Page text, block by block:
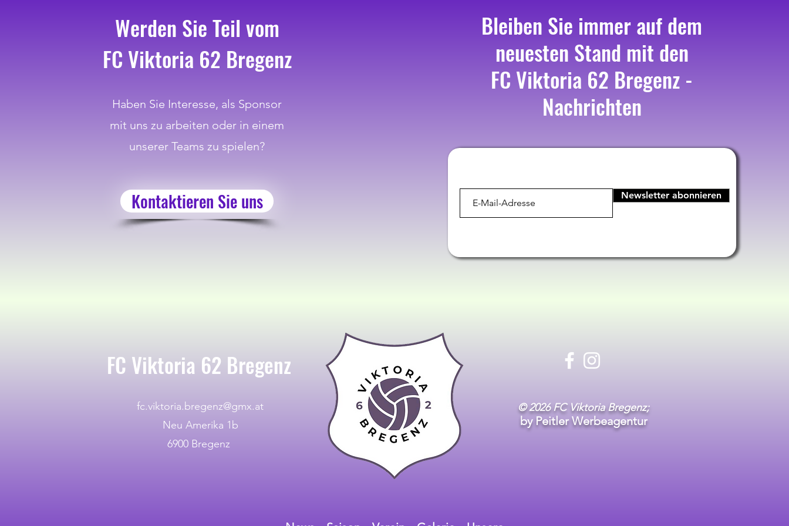
Werden Sie Teil vom
FC Viktoria 62 Bregenz
Haben Sie Interesse, als Sponsor
mit uns zu arbeiten oder in einem
unserer Teams zu spielen?
Kontaktieren Sie uns
Bleiben Sie immer auf dem
neuesten Stand mit den
FC Viktoria 62 Bregenz -
Nachrichten
Newsletter abonnieren
FC Viktoria 62 Bregenz
fc.viktoria.bregenz@gmx.at
Neu Amerika 1b
6900 Bregenz
© 2026 FC Viktoria Bregenz;
by Peitler Werbeagentur